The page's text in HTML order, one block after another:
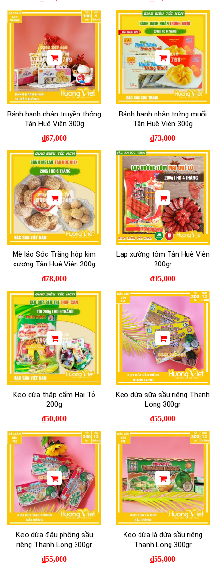
Bánh hạnh nhân truyền thống
Tân Huê Viên 300g
₫67,000
Bánh hạnh nhân trứng muối
Tân Huê Viên 300g
₫73,000
Mè láo Sóc Trăng hộp kim
cương Tân Huê Viên 200g
₫78,000
Lạp xưởng tôm Tân Huê Viên
200gr
₫95,000
Kẹo dừa thập cẩm Hai Tỏ
200g
₫50,000
Keọ dừa sữa sầu riêng Thanh
Long 300gr
₫55,000
Kẹo dừa đậu phộng sầu
riêng Thanh Long 300gr
₫55,000
Keọ dừa lá dứa sầu riêng
Thanh Long 300gr
₫55,000